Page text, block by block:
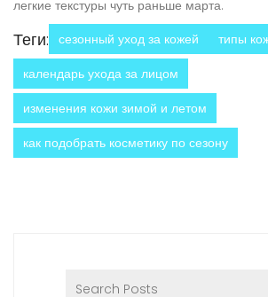
легкие текстуры чуть раньше марта.
Теги: сезонный уход за кожей
типы
календарь ухода за лицом
изменения кожи зимой и летом
как подобрать косметику по сезону